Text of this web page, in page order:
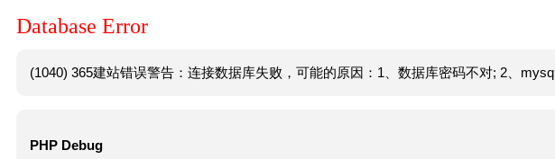
Database Error
(1040) 365建站错误警告：连接数据库失败，可能的原因：1、数据库密码不对; 2、mysql
PHP Debug